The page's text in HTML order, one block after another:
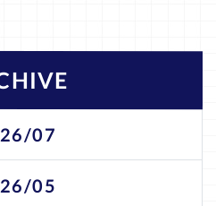
07
05